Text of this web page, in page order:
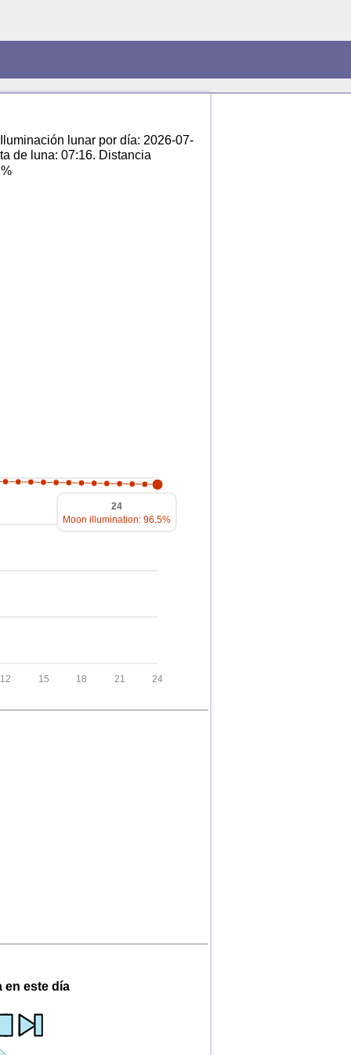
lunar por día: 2026-07-
de luna: 07:16. Distancia
24
21
18
15
12
24
Moon illumination: 96.5%
en este día